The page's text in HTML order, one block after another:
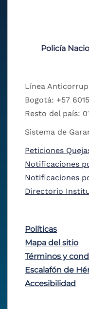
Policía
Línea
Bogotá: +57
Resto del país:
Sistema de
Peticiones
Notificaciones
Notificaciones
Directorio
Políticas
Mapa del sitio
Términos y
Escalafón de
Accesibilidad